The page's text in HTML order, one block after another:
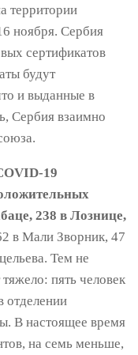
территории
ноября. Сербия
сертификатов
будут
и выданные в
Сербия взаимно
19
238 в Лознице,
в Мали Зворник, 47
Тем не
пять человек
отделении
В настоящее время
на семь меньше,